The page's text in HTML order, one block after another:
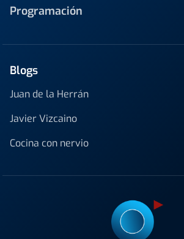
Programación
Blogs
Juan de la Herrán
Javier Vizcaino
Cocina con nervio